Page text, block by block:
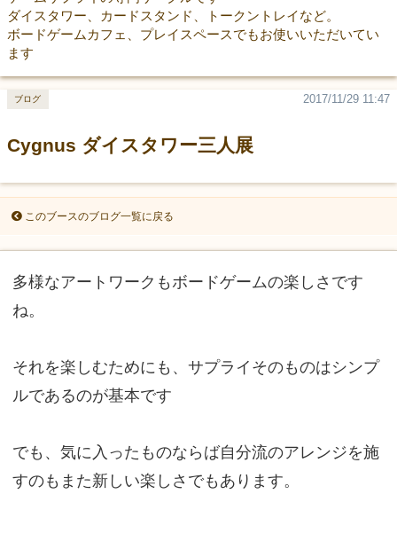
ダイスタワー、カードスタンド、トークントレイなど。
ボードゲームカフェ、プレイスペースでもお使いいただいてい
ます
Cygnus ダイスタワー三人展
2017/11/29 11:47
ブログ
このブースのブログ一覧に戻る
多様なアートワークもボードゲームの楽しさです
ね。
それを楽しむためにも、サプライそのものはシンプ
ルであるのが基本です
でも、気に入ったものならば自分流のアレンジを施
すのもまた新しい楽しさでもあります。